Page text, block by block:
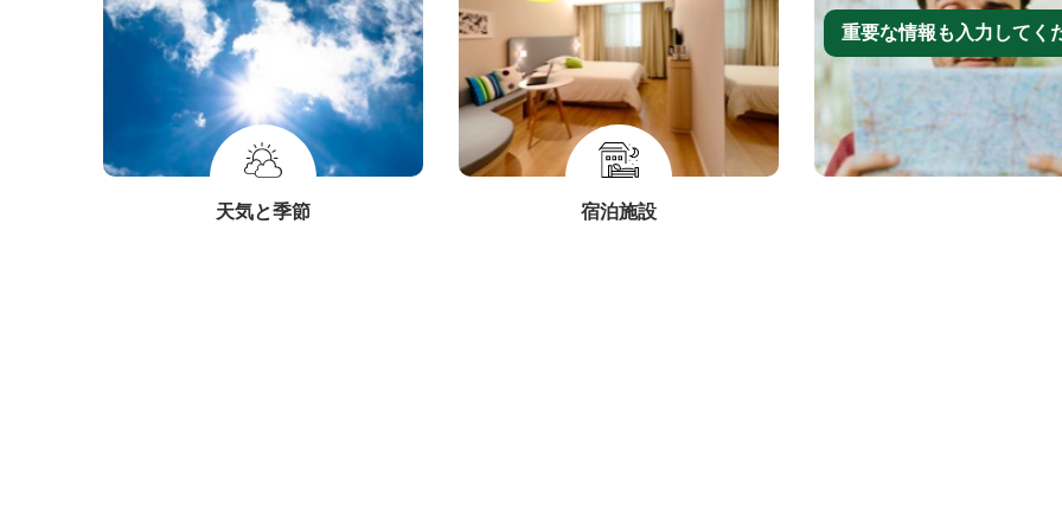
天気と季節 宿泊施設
重要な情報も入力してく